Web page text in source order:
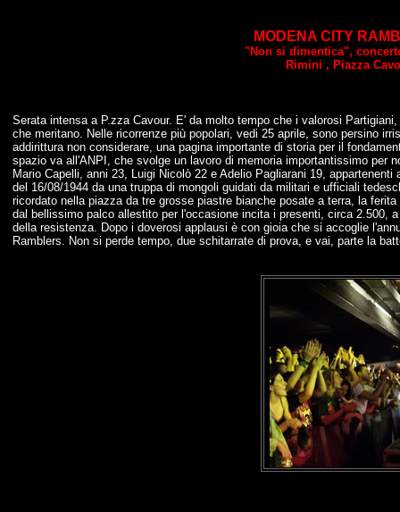
MODENA CITY
"Non si dimentica",
Rimini , Piazza
Serata intensa a P.zza Cavour. E' da molto tempo che i valorosi
che meritano. Nelle ricorrenze più popolari, vedi 25 aprile, sono persino
addirittura non considerare, una pagina importante di storia per il
spazio va all'ANPI, che svolge un lavoro di memoria importantissimo per
Mario Capelli, anni 23, Luigi Nicolò 22 e Adelio Pagliarani 19,
del 16/08/1944 da una truppa di mongoli guidati da militari e ufficiali
ricordato nella piazza da tre grosse piastre bianche posate a terra, la
dal bellissimo palco allestito per l'occasione incita i presenti, circa 2.500,
della resistenza. Dopo i doverosi applausi è con gioia che si accoglie
Ramblers. Non si perde tempo, due schitarrate di prova, e vai, parte la